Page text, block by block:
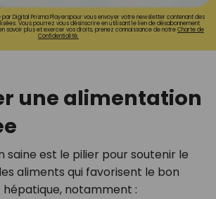
Digital Prisma Playerspour vous envoyer votre newsletter contenant des
Vous pourrez vous désinscrire en utilisant le lien de désabonnement
savoir plus et exercer vos droits, prenez connaissance de notreCharte de
Confidentialité.
une alimentation
saine est le pilier pour soutenir le
aliments qui favorisent le bon
notamment :